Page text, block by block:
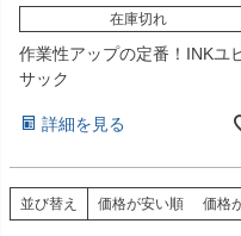
在庫切れ
作業性アップの定番！INKユ
サック
詳細を見る
並び替え 価格が安い順 価格